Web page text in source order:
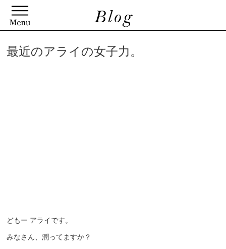
最近のアライの女子力。
どもー アライです。
みなさん、潤ってますか？